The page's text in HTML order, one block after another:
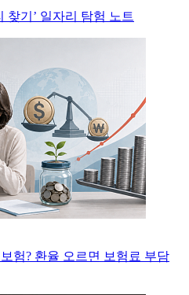
찾기’ 일자리 탐험 노트
험? 환율 오르면 보험료 부담